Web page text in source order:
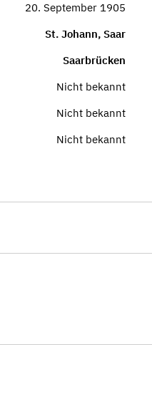
20. September 1905
St. Johann, Saar
Saarbrücken
Nicht bekannt
Nicht bekannt
Nicht bekannt